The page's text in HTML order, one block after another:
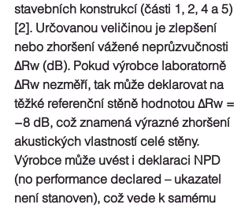
stavebních konstrukcí (části 1, 2, 4 a 5)
[2]. Určovanou veličinou je zlepšení
nebo zhoršení vážené neprůzvučnosti
ΔRw (dB). Pokud výrobce laboratorně
ΔRw nezměří, tak může deklarovat na
těžké referenční stěně hodnotou ΔRw =
−8 dB, což znamená výrazné zhoršení
akustických vlastností celé stěny.
Výrobce může uvést i deklaraci NPD
(no performance declared – ukazatel
není stanoven), což vede k samému